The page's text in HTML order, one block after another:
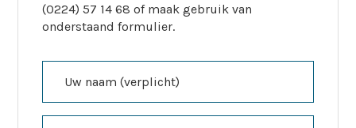
(0224) 57 14 68 of maak gebruik van
onderstaand formulier.